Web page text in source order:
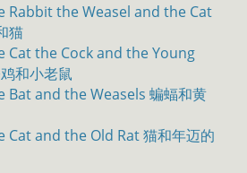
Rabbit the Weasel and the Cat
猫
Cat the Cock and the Young
和小老鼠
Bat and the Weasels 蝙蝠和黄
Cat and the Old Rat 猫和年迈的